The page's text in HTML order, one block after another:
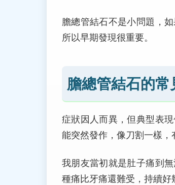
膽總管結石不是小問題，
所以早期發現很重要。
膽總管結石的常
症狀因人而異，但典型表
能突然發作，像刀割一樣，
我朋友當初就是肚子痛到
種痛比牙痛還難受，持續好